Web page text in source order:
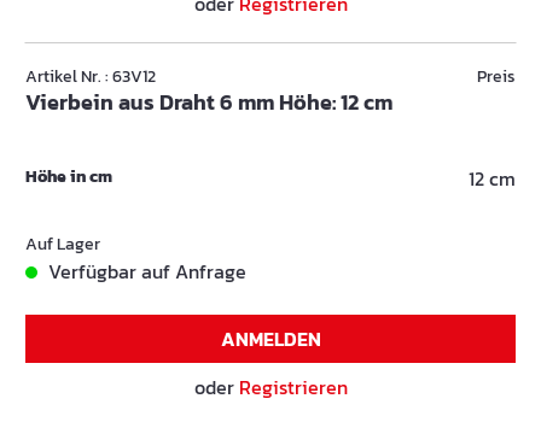
Artikel Nr. : 63V12
Vierbein aus Draht 6 mm Höhe: 12 cm
Preis
Höhe in cm 12 cm
Auf Lager
Verfügbar auf Anfrage
ANMELDEN
oder Registrieren